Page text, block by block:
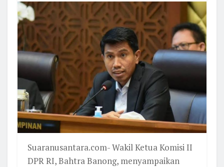
Suaranusantara.com- Wakil Ketua Komisi II
DPR RI, Bahtra Banong, menyampaikan